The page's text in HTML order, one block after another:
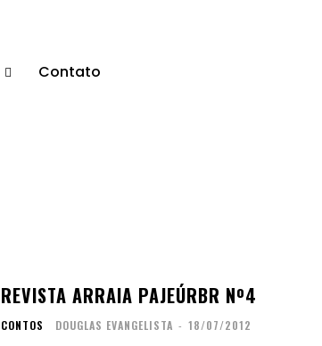
Contato
REVISTA ARRAIA PAJEÚRBR Nº4
CONTOS DOUGLAS EVANGELISTA - 18/07/2012